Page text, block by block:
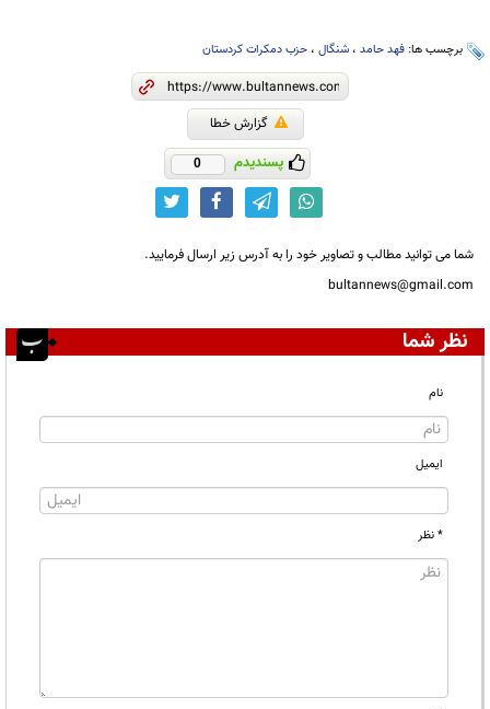
برچسب ها: فهد حامد ، شنگال ، حزب دمکرات کردستان
گزارش خطا
پسندیدم 0
شما می توانید مطالب و تصاویر خود را به آدرس زیر ارسال فرمایید.
bultannews@gmail.com
نظر شما
نام
ایمیل
* نظر